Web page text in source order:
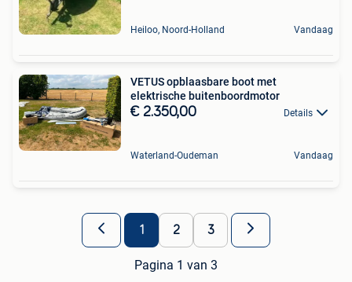
Heiloo, Noord-Holland Vandaag
VETUS opblaasbare boot met
elektrische buitenboordmotor
€ 2.350,00 Details
Waterland-Oudeman Vandaag
1 2 3
Pagina 1 van 3